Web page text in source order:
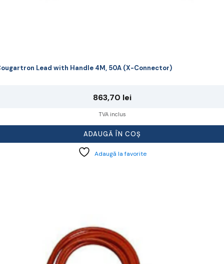
Lead with Handle 4M, 50A (X-Connector)
863,70 lei
TVA inclus
ADAUGĂ ÎN COȘ
Adaugă la favorite